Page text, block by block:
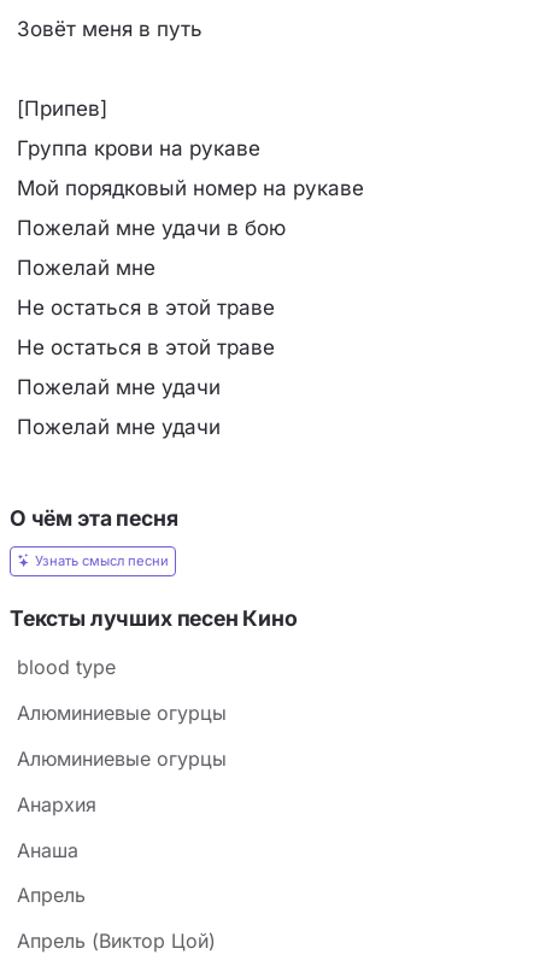
Зовёт меня в путь
[Припев]
Группа крови на рукаве
Мой порядковый номер на рукаве
Пожелай мне удачи в бою
Пожелай мне
Не остаться в этой траве
Не остаться в этой траве
Пожелай мне удачи
Пожелай мне удачи
О чём эта песня
Узнать смысл песни
Тексты лучших песен Кино
blood type
Алюминиевые огypцы
Алюминиевые огурцы
Анархия
Анаша
Апрель
Апрель (Виктор Цой)